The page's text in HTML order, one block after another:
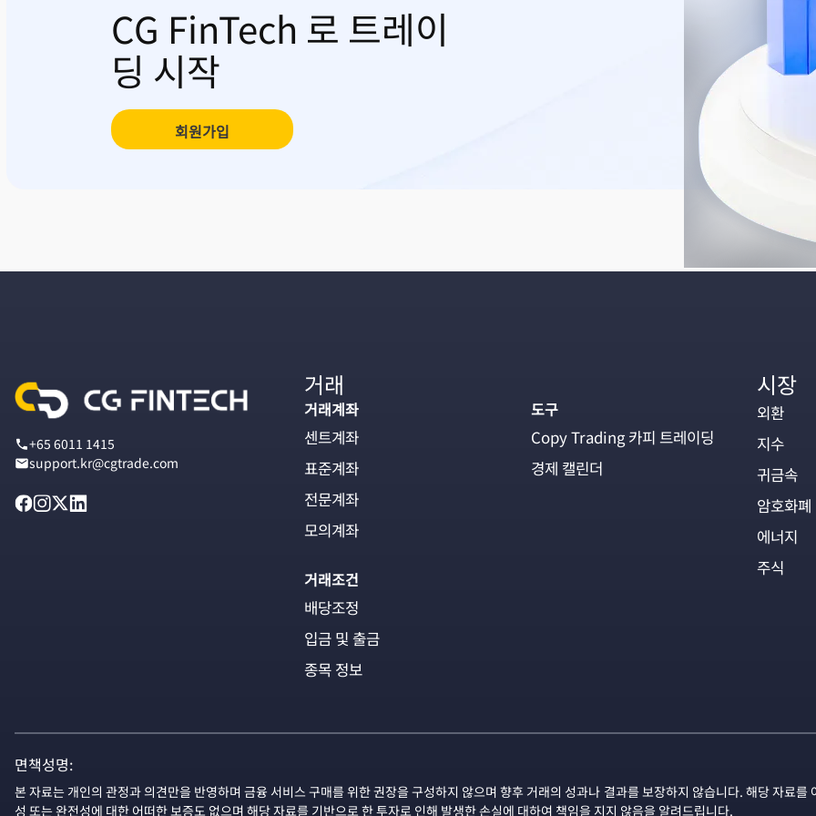
CG FinTech 로 트레이
딩 시작
회원가입
+65 6011 1415
support.kr@cgtrade.com
거래
거래계좌
센트계좌
표준계좌
전문계좌
모의계좌
거래조건
배당조정
입금 및 출금
종목 정보
도구
Copy Trading 카피 트레이딩
경제 캘린더
시장
외환
지수
귀금속
암호화폐
에너지
주식
면책성명:
본 자료는 개인의 관정과 의견만을 반영하며 금융 서비스 구매를 위한 권장을 구성하지 않으며 향후 거래의 성과나 결과를 보장하지 않습니다. 해당 자료
성 또는 완전성에 대한 어떠한 보증도 없으며 해당 자료를 기반으로 한 투자로 인해 발생한 손실에 대하여 책임을 지지 않음을 알려드립니다.